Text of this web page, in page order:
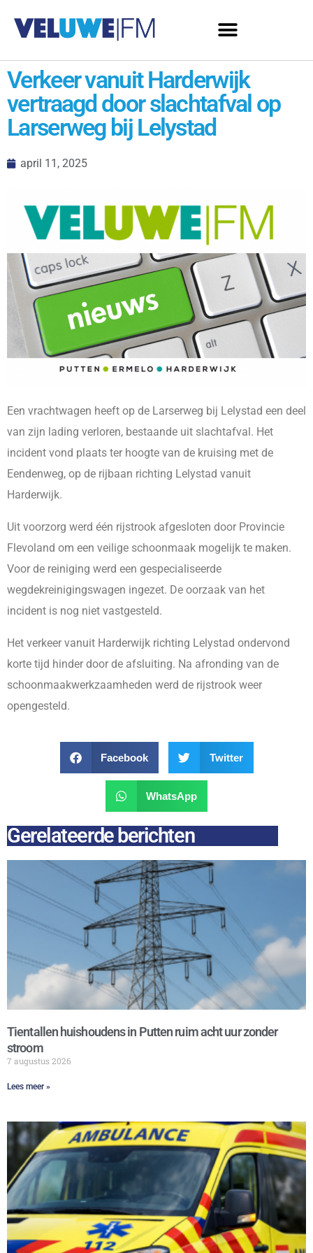
Verkeer vanuit Harderwijk
vertraagd door slachtafval op
Larserweg bij Lelystad
april 11, 2025
Een vrachtwagen heeft op de Larserweg bij Lelystad een deel
van zijn lading verloren, bestaande uit slachtafval. Het
incident vond plaats ter hoogte van de kruising met de
Eendenweg, op de rijbaan richting Lelystad vanuit
Harderwijk.
Uit voorzorg werd één rijstrook afgesloten door Provincie
Flevoland om een veilige schoonmaak mogelijk te maken.
Voor de reiniging werd een gespecialiseerde
wegdekreinigingswagen ingezet. De oorzaak van het
incident is nog niet vastgesteld.
Het verkeer vanuit Harderwijk richting Lelystad ondervond
korte tijd hinder door de afsluiting. Na afronding van de
schoonmaakwerkzaamheden werd de rijstrook weer
opengesteld.
Facebook Twitter
WhatsApp
Gerelateerde berichten
Tientallen huishoudens in Putten ruim acht uur zonder
stroom
7 augustus 2026
Lees meer »